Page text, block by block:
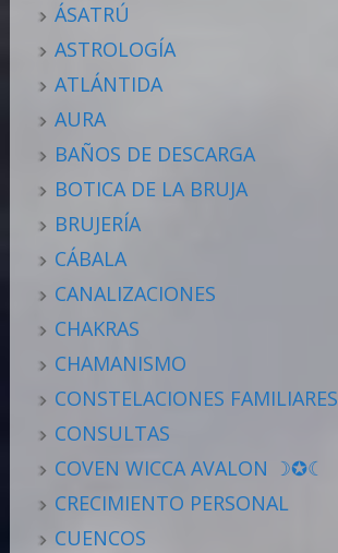
ÁSATRÚ
ASTROLOGÍA
ATLÁNTIDA
AURA
BAÑOS DE DESCARGA
BOTICA DE LA BRUJA
BRUJERÍA
CÁBALA
CANALIZACIONES
CHAKRAS
CHAMANISMO
CONSTELACIONES FAMILIARES
CONSULTAS
COVEN WICCA AVALON ☽✪☾
CRECIMIENTO PERSONAL
CUENCOS